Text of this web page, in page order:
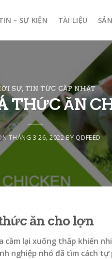
– SỰ KIỆN TÀI LIỆU
SỰ, TIN TỨC CẬP NHẬT
THỨC ĂN
THÁNG 3 26, 2022BY QDFEED
ăn cho lợn
lại xuống thấp khiến
nghiệp nhỏ đã tìm cách